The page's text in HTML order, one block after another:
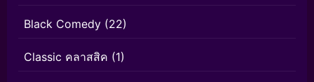
Black Comedy (22)
Classic คลาสสิค (1)